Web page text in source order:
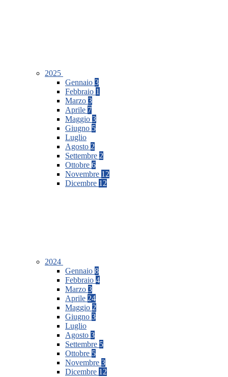
2025
Gennaio 3
Febbraio 1
Marzo 3
Aprile 7
Maggio 3
Giugno 5
Luglio
Agosto 2
Settembre 2
Ottobre 6
Novembre 12
Dicembre 12
2024
Gennaio 8
Febbraio 4
Marzo 3
Aprile 24
Maggio 2
Giugno 3
Luglio
Agosto 3
Settembre 5
Ottobre 5
Novembre 3
Dicembre 12